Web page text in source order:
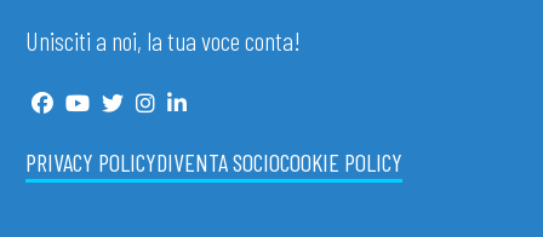
Unisciti a noi, la tua voce conta!
PRIVACY POLICYDIVENTA SOCIOCOOKIE POLICY